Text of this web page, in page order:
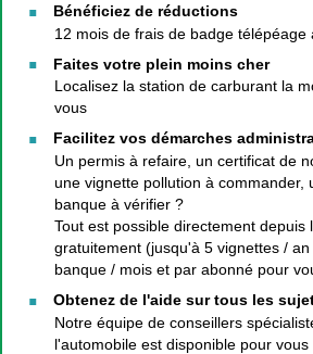
Bénéficiez de réductions
12 mois de frais de badge télépéage
Faites votre plein moins cher
Localisez la station de carburant la
vous
Facilitez vos démarches
Un permis à refaire, un certificat de
une vignette pollution à commander,
banque à vérifier ?
Tout est possible directement depuis
gratuitement (jusqu'à 5 vignettes /
banque / mois et par abonné pour
Obtenez de l'aide sur tous les
Notre équipe de conseillers
l'automobile est disponible pour